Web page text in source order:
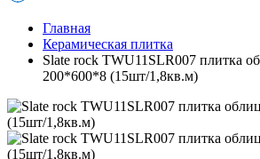
Главная
Керамическая плитка
Slate rock TWU11SLR007 плитка
200*600*8 (15шт/1,8кв.м)